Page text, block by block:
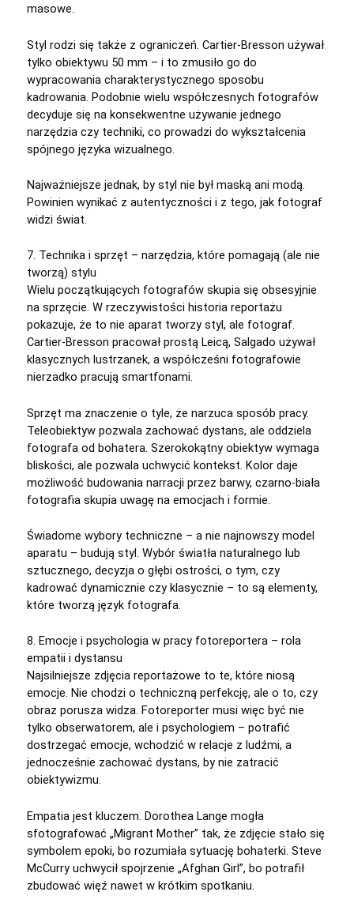
masowe.
Styl rodzi się także z ograniczeń. Cartier-Bresson używał
tylko obiektywu 50 mm – i to zmusiło go do
wypracowania charakterystycznego sposobu
kadrowania. Podobnie wielu współczesnych fotografów
decyduje się na konsekwentne używanie jednego
narzędzia czy techniki, co prowadzi do wykształcenia
spójnego języka wizualnego.
Najważniejsze jednak, by styl nie był maską ani modą.
Powinien wynikać z autentyczności i z tego, jak fotograf
widzi świat.
7. Technika i sprzęt – narzędzia, które pomagają (ale nie
tworzą) stylu
Wielu początkujących fotografów skupia się obsesyjnie
na sprzęcie. W rzeczywistości historia reportażu
pokazuje, że to nie aparat tworzy styl, ale fotograf.
Cartier-Bresson pracował prostą Leicą, Salgado używał
klasycznych lustrzanek, a współcześni fotografowie
nierzadko pracują smartfonami.
Sprzęt ma znaczenie o tyle, że narzuca sposób pracy.
Teleobiektyw pozwala zachować dystans, ale oddziela
fotografa od bohatera. Szerokokątny obiektyw wymaga
bliskości, ale pozwala uchwycić kontekst. Kolor daje
możliwość budowania narracji przez barwy, czarno-biała
fotografia skupia uwagę na emocjach i formie.
Świadome wybory techniczne – a nie najnowszy model
aparatu – budują styl. Wybór światła naturalnego lub
sztucznego, decyzja o głębi ostrości, o tym, czy
kadrować dynamicznie czy klasycznie – to są elementy,
które tworzą język fotografa.
8. Emocje i psychologia w pracy fotoreportera – rola
empatii i dystansu
Najsilniejsze zdjęcia reportażowe to te, które niosą
emocje. Nie chodzi o techniczną perfekcję, ale o to, czy
obraz porusza widza. Fotoreporter musi więc być nie
tylko obserwatorem, ale i psychologiem – potrafić
dostrzegać emocje, wchodzić w relacje z ludźmi, a
jednocześnie zachować dystans, by nie zatracić
obiektywizmu.
Empatia jest kluczem. Dorothea Lange mogła
sfotografować „Migrant Mother” tak, że zdjęcie stało się
symbolem epoki, bo rozumiała sytuację bohaterki. Steve
McCurry uchwycił spojrzenie „Afghan Girl”, bo potrafił
zbudować więź nawet w krótkim spotkaniu.